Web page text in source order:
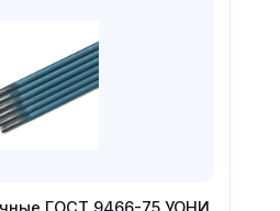
ГОСТ 9466-75 УОНИ